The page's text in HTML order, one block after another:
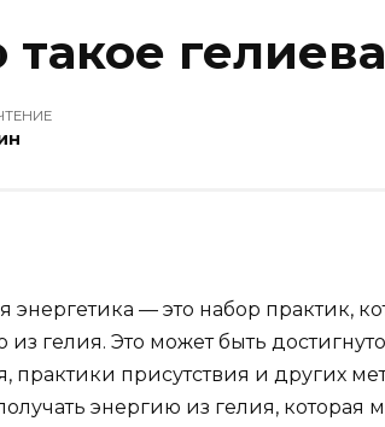
такое
энергетика — это набор практик,
из гелия. Это может быть
практики присутствия и других
энергию из гелия, которая